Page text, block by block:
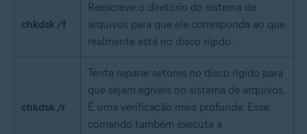
chkdsk /f
Reescreve o diretório do sistema de
arquivos para que ele corresponda ao que
realmente está no disco rígido.
chkdsk /r
Tenta reparar setores no disco rígido para
que sejam egíveis no sistema de arquivos.
É uma verificação mais profunda. Esse
comando também executa a